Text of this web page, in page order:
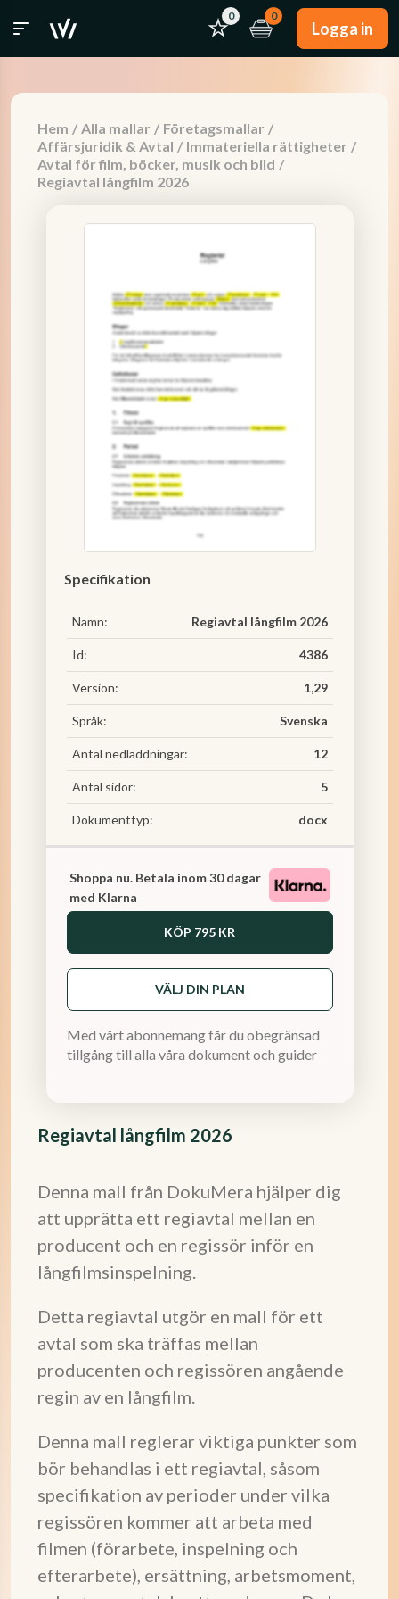
0 0
Logga in
Hem / Alla mallar / Företagsmallar /
Affärsjuridik & Avtal / Immateriella rättigheter /
Avtal för film, böcker, musik och bild /
Regiavtal långfilm 2026
Regiavtal långfilm 2026
Denna mall från DokuMera hjälper dig
att upprätta ett regiavtal mellan en
producent och en regissör inför en
långfilmsinspelning.
Detta regiavtal utgör en mall för ett
avtal som ska träffas mellan
producenten och regissören angående
regin av en långfilm.
Denna mall reglerar viktiga punkter som
bör behandlas i ett regiavtal, såsom
specifikation av perioder under vilka
regissören kommer att arbeta med
filmen (förarbete, inspelning och
efterarbete), ersättning, arbetsmoment,
Specifikation
Namn: Regiavtal långfilm 2026
Id: 4386
Version: 1,29
Språk: Svenska
Antal nedladdningar: 12
Antal sidor: 5
Dokumenttyp: docx
Shoppa nu. Betala inom 30 dagar
med Klarna
KÖP 795 KR
VÄLJ DIN PLAN
Med vårt abonnemang får du obegränsad
tillgång till alla våra dokument och guider